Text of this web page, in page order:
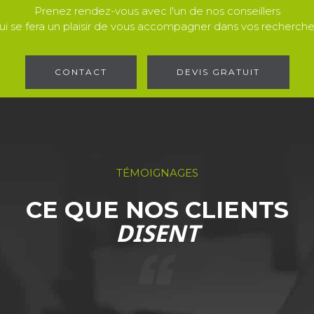
Prenez rendez-vous avec l'un de nos conseillers
se fera un plaisir de vous accompagner dans vos
CONTACT DEVIS GRATUIT
TÉMOIGNAGES
CE QUE NOS CLIENTS
DISENT